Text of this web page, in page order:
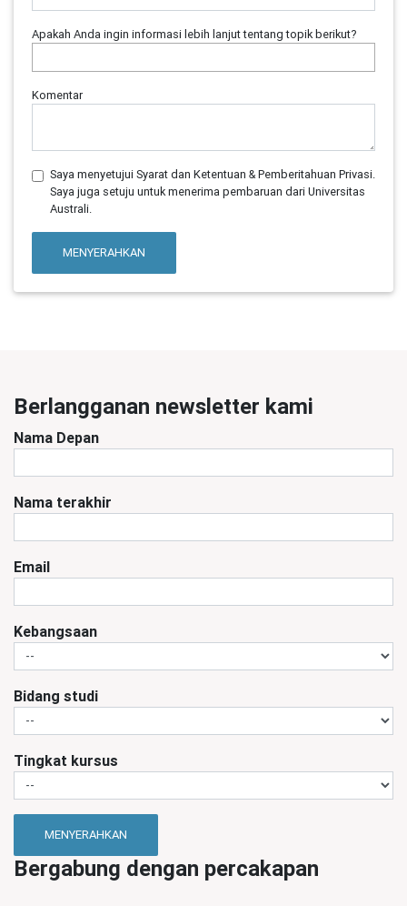
Apakah Anda ingin informasi lebih lanjut tentang topik berikut?
Komentar
Saya menyetujui Syarat dan Ketentuan & Pemberitahuan Privasi.
Saya juga setuju untuk menerima pembaruan dari Universitas
Australi.
MENYERAHKAN
Berlangganan newsletter kami
Nama Depan
Nama terakhir
Email
Kebangsaan
Bidang studi
Tingkat kursus
MENYERAHKAN
Bergabung dengan percakapan